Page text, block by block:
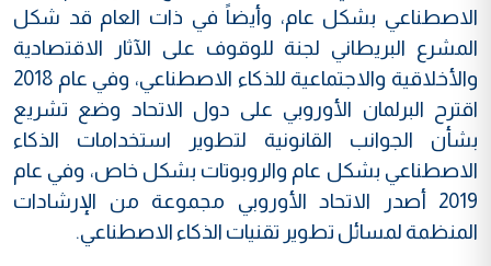
الاصطناعي بشكل عام، وأيضاً في ذات العام قد شكل
المشرع البريطاني لجنة للوقوف على الآثار الاقتصادية
والأخلاقية والاجتماعية للذكاء الاصطناعي، وفي عام 2018
اقترح البرلمان الأوروبي على دول الاتحاد وضع تشريع
بشأن الجوانب القانونية لتطوير استخدامات الذكاء
الاصطناعي بشكل عام والروبوتات بشكل خاص، وفي عام
2019 أصدر الاتحاد الأوروبي مجموعة من الإرشادات
المنظمة لمسائل تطوير تقنيات الذكاء الاصطناعي.